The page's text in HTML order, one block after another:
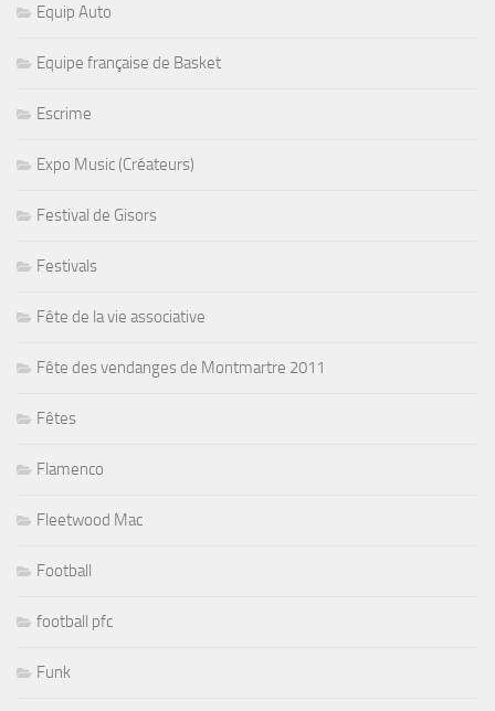
Equip Auto
Equipe française de Basket
Escrime
Expo Music (Créateurs)
Festival de Gisors
Festivals
Fête de la vie associative
Fête des vendanges de Montmartre 2011
Fêtes
Flamenco
Fleetwood Mac
Football
football pfc
Funk